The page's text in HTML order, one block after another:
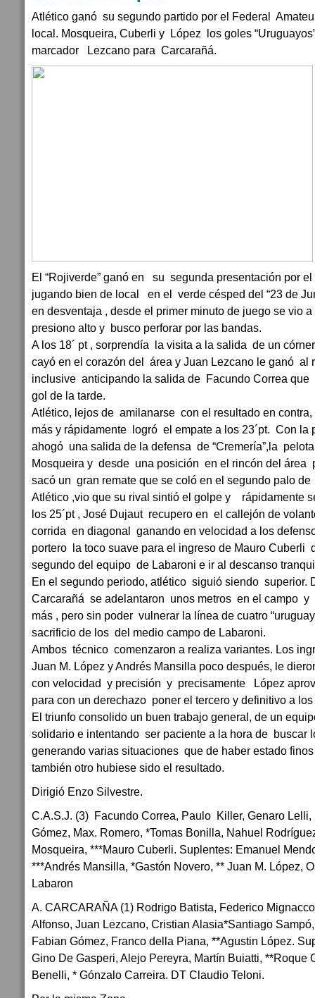
Atlético ganó su segundo partido por el Federal
local. Mosqueira, Cuberli y López los goles
marcador Lezcano para Carcarañá.
El “Rojiverde” ganó en su segunda presentación por
jugando bien de local en el verde césped del “23 de
en desventaja , desde el primer minuto de juego se vio
presiono alto y busco perforar por las bandas.
A los 18´ pt , sorprendía la visita a la salida de un
cayó en el corazón del área y Juan Lezcano le ganó
inclusive anticipando la salida de Facundo Correa
gol de la tarde.
Atlético, lejos de amilanarse con el resultado en
más y rápidamente logró el empate a los 23´pt. Con la
ahogó una salida de la defensa de “Cremería”,la
Mosqueira y desde una posición en el rincón del área
sacó un gran remate que se coló en el segundo palo
Atlético ,vio que su rival sintió el golpe y rápidamente
los 25´pt , José Dujaut recupero en el callejón de
corrida en diagonal ganando en velocidad a los
portero la toco suave para el ingreso de Mauro Cuberli
segundo del equipo de Labaroni e ir al descanso
En el segundo periodo, atlético siguió siendo superior.
Carcarañá se adelantaron unos metros en el campo
más , pero sin poder vulnerar la línea de cuatro
sacrificio de los del medio campo de Labaroni.
Ambos técnico comenzaron a realiza variantes. Los
Juan M. López y Andrés Mansilla poco después, le
con velocidad y precisión y precisamente López
para con un derechazo poner el tercero y definitivo a
El triunfo consolido un buen trabajo general, de un
solidario e intentando ser paciente a la hora de
generando varias situaciones que de haber estado
también otro hubiese sido el resultado.
Dirigió Enzo Silvestre.
C.A.S.J. (3) Facundo Correa, Paulo Killer, Genaro Lelli,
Gómez, Max. Romero, *Tomas Bonilla, Nahuel
Mosqueira, ***Mauro Cuberli. Suplentes: Emanuel
***Andrés Mansilla, *Gastón Novero, ** Juan M. López,
Labaron
A. CARCARAÑA (1) Rodrigo Batista, Federico
Alfonso, Juan Lezcano, Cristian Alasia*Santiago
Fabian Gómez, Franco della Piana, **Agustin López.
Gino De Gasperi, Alejo Pereyra, Martín Buiatti, **Roque
Benelli, * Gónzalo Carreira. DT Claudio Teloni.